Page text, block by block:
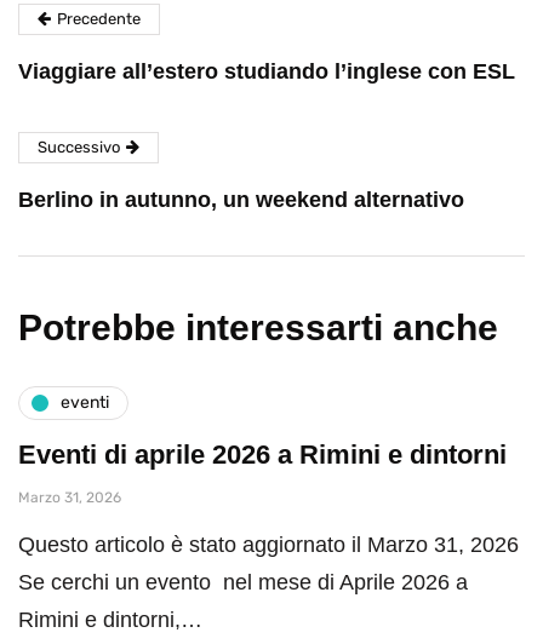
Precedente
Viaggiare all’estero studiando l’inglese con ESL
Successivo
Berlino in autunno, un weekend alternativo
Potrebbe interessarti anche
eventi
Eventi di aprile 2026 a Rimini e dintorni
Marzo 31, 2026
Questo articolo è stato aggiornato il Marzo 31, 2026
Se cerchi un evento nel mese di Aprile 2026 a
Rimini e dintorni,…